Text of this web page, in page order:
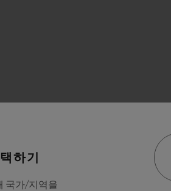
하기
국가/지역을